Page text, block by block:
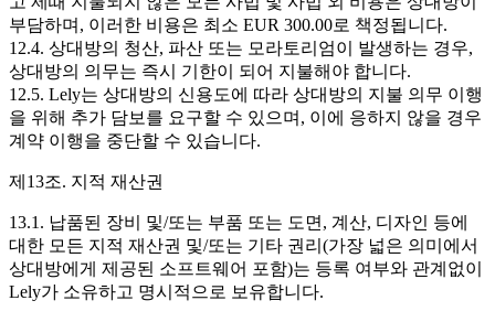
부담하며, 이러한 비용은 최소 EUR 300.00로 책정됩니다.
12.4. 상대방의 청산, 파산 또는 모라토리엄이 발생하는 경우,
상대방의 의무는 즉시 기한이 되어 지불해야 합니다.
12.5. Lely는 상대방의 신용도에 따라 상대방의 지불 의무 이행
을 위해 추가 담보를 요구할 수 있으며, 이에 응하지 않을 경우
계약 이행을 중단할 수 있습니다.
제13조. 지적 재산권
13.1. 납품된 장비 및/또는 부품 또는 도면, 계산, 디자인 등에
대한 모든 지적 재산권 및/또는 기타 권리(가장 넓은 의미에서
상대방에게 제공된 소프트웨어 포함)는 등록 여부와 관계없이
Lely가 소유하고 명시적으로 보유합니다.